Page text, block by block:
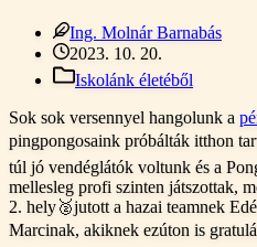
Ing. Molnár Barnabás
2023. 10. 20.
Iskolánk életéből
Sok sok versennyel hangolunk a
pingpongosaink próbálták itthon
túl jó vendéglátók voltunk és a
mellesleg profi szinten játszottak,
2. hely🥈jutott a hazai teamnek
Marcinak, akiknek ezúton is